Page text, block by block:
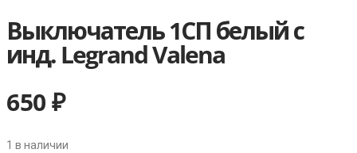
Выключатель 1СП белый с
инд. Legrand Valena
650₽
1 в наличии